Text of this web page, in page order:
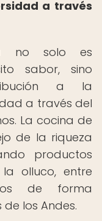
a través
no solo es
sabor, sino
a la
a través del
La cocina de
de la riqueza
productos
olluco, entre
de forma
los Andes.